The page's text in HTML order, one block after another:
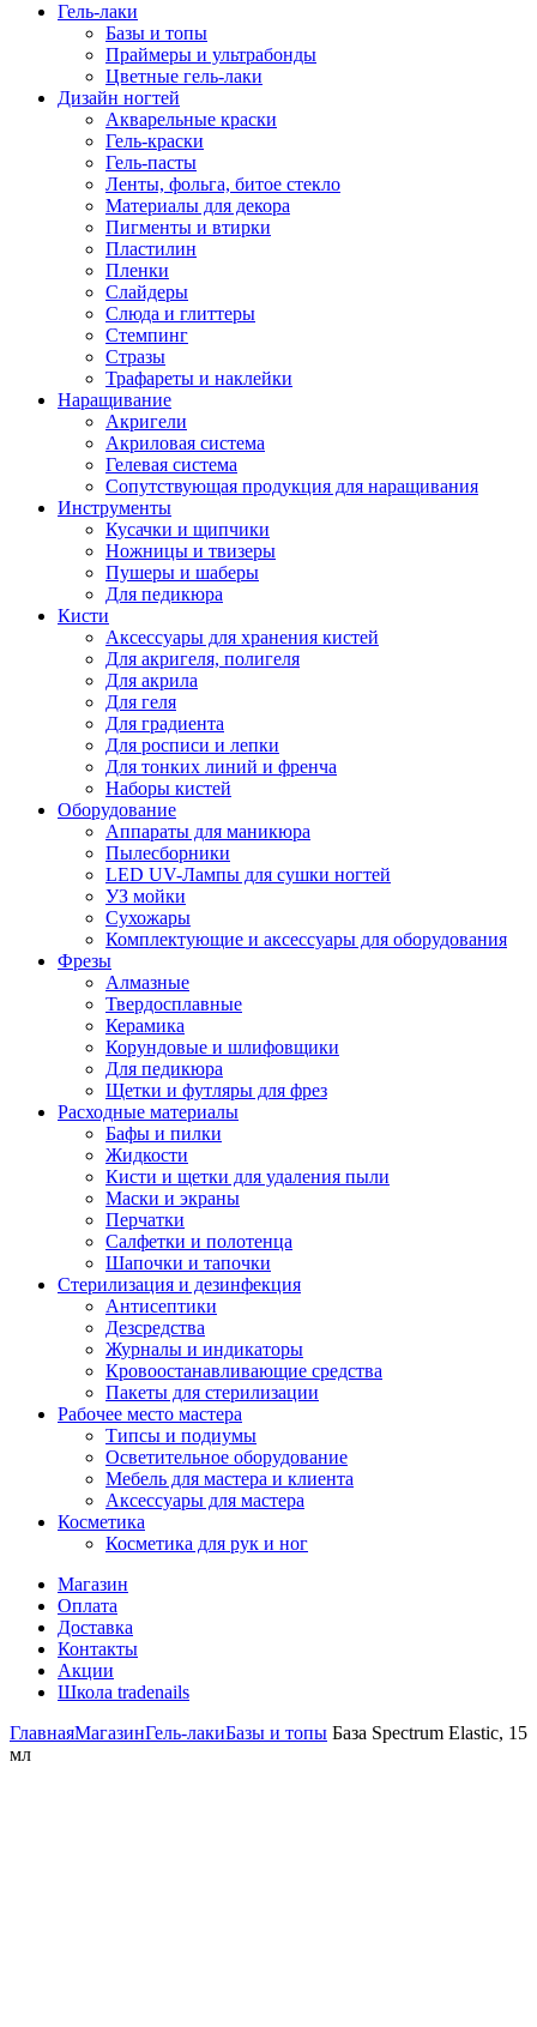
Гель-лаки
Базы и топы
Праймеры и ультрабонды
Цветные гель-лаки
Дизайн ногтей
Акварельные краски
Гель-краски
Гель-пасты
Ленты, фольга, битое стекло
Материалы для декора
Пигменты и втирки
Пластилин
Пленки
Слайдеры
Слюда и глиттеры
Стемпинг
Стразы
Трафареты и наклейки
Наращивание
Акригели
Акриловая система
Гелевая система
Сопутствующая продукция для наращивания
Инструменты
Кусачки и щипчики
Ножницы и твизеры
Пушеры и шаберы
Для педикюра
Кисти
Аксессуары для хранения кистей
Для акригеля, полигеля
Для акрила
Для геля
Для градиента
Для росписи и лепки
Для тонких линий и френча
Наборы кистей
Оборудование
Аппараты для маникюра
Пылесборники
LED UV-Лампы для сушки ногтей
УЗ мойки
Сухожары
Комплектующие и аксессуары для оборудования
Фрезы
Алмазные
Твердосплавные
Керамика
Корундовые и шлифовщики
Для педикюра
Щетки и футляры для фрез
Расходные материалы
Бафы и пилки
Жидкости
Кисти и щетки для удаления пыли
Маски и экраны
Перчатки
Салфетки и полотенца
Шапочки и тапочки
Стерилизация и дезинфекция
Антисептики
Дезсредства
Журналы и индикаторы
Кровоостанавливающие средства
Пакеты для стерилизации
Рабочее место мастера
Типсы и подиумы
Осветительное оборудование
Мебель для мастера и клиента
Аксессуары для мастера
Косметика
Косметика для рук и ног
Магазин
Оплата
Доставка
Контакты
Акции
Школа tradenails
ГлавнаяМагазинГель-лакиБазы и топы База Spectrum Elastic, 15
мл